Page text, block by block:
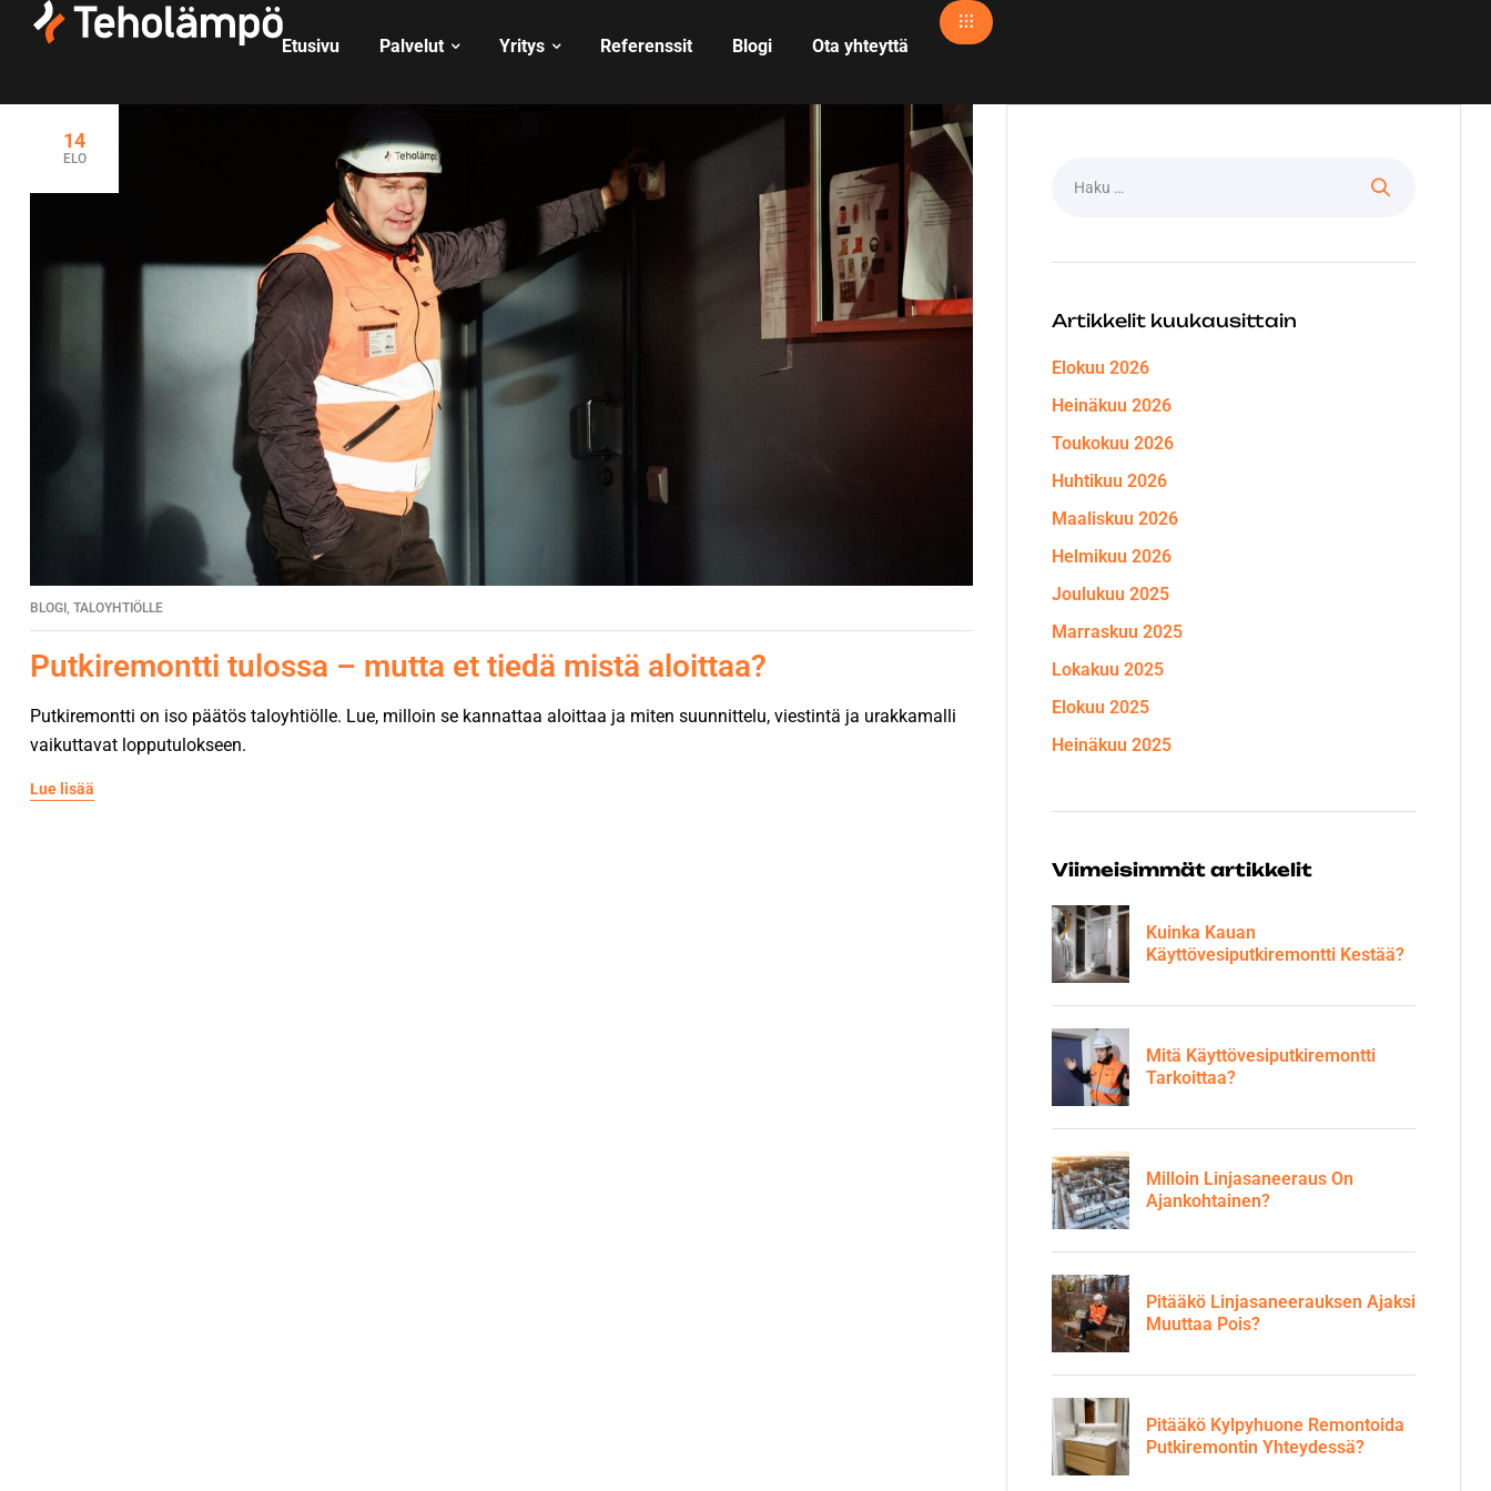
Etusivu Palvelut Yritys Referenssit Blogi Ota yhteyttä
14
ELO
BLOGI , TALOYHTIÖLLE
Putkiremontti tulossa – mutta et tiedä mistä aloittaa?
Putkiremontti on iso päätös taloyhtiölle. Lue, milloin se kannattaa aloittaa ja miten suunnittelu, viestintä ja urakkamalli
vaikuttavat lopputulokseen.
Lue lisää
Artikkelit kuukausittain
Elokuu 2026
Heinäkuu 2026
Toukokuu 2026
Huhtikuu 2026
Maaliskuu 2026
Helmikuu 2026
Joulukuu 2025
Marraskuu 2025
Lokakuu 2025
Elokuu 2025
Heinäkuu 2025
Viimeisimmät artikkelit
Kuinka Kauan
Käyttövesiputkiremontti Kestää?
Mitä Käyttövesiputkiremontti
Tarkoittaa?
Milloin Linjasaneeraus On
Ajankohtainen?
Pitääkö Linjasaneerauksen Ajaksi
Muuttaa Pois?
Pitääkö Kylpyhuone Remontoida
Putkiremontin Yhteydessä?